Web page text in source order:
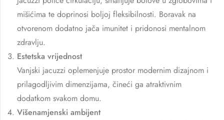
mišićima te doprinosi boljoj fleksibilnosti. Boravak na
otvorenom dodatno jača imunitet i pridonosi mentalnom
zdravlju.
Estetska vrijednost
Vanjski jacuzzi oplemenjuje prostor modernim dizajnom i
prilagodljivim dimenzijama, čineći ga atraktivnim
dodatkom svakom domu.
Višenamjenski ambijent